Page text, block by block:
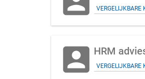
VERGELIJKBARE
account_box HRM
VERGELIJKBARE